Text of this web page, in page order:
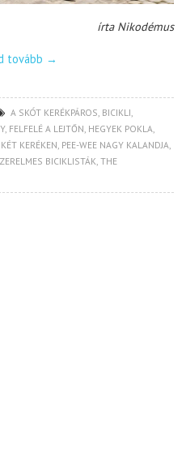
írta Nikodémus
tovább →
A SKÓT KERÉKPÁROS, BICIKLI,
, FELFELÉ A LEJTŐN, HEGYEK POKLA,
KERÉKEN, PEE-WEE NAGY KALANDJA,
BICIKLISTÁK,THE